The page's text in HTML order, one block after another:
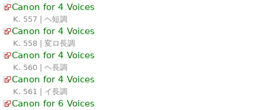
Canon for 4 Voices
K. 557 | ヘ短調
Canon for 4 Voices
K. 558 | 変ロ長調
Canon for 4 Voices
K. 560 | ヘ長調
Canon for 4 Voices
K. 561 | イ長調
Canon for 6 Voices